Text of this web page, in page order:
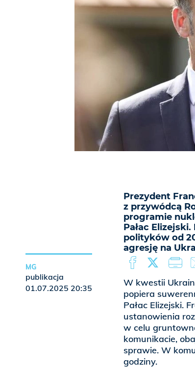
Prezydent
z przywódcą
programie
Pałac
polityków od
agresję na
W kwestii
popiera
Pałac Elizejski.
ustanowienia
w celu
komunikacie,
sprawie. W
godziny.
MG
publikacja
01.07.2025 20:35